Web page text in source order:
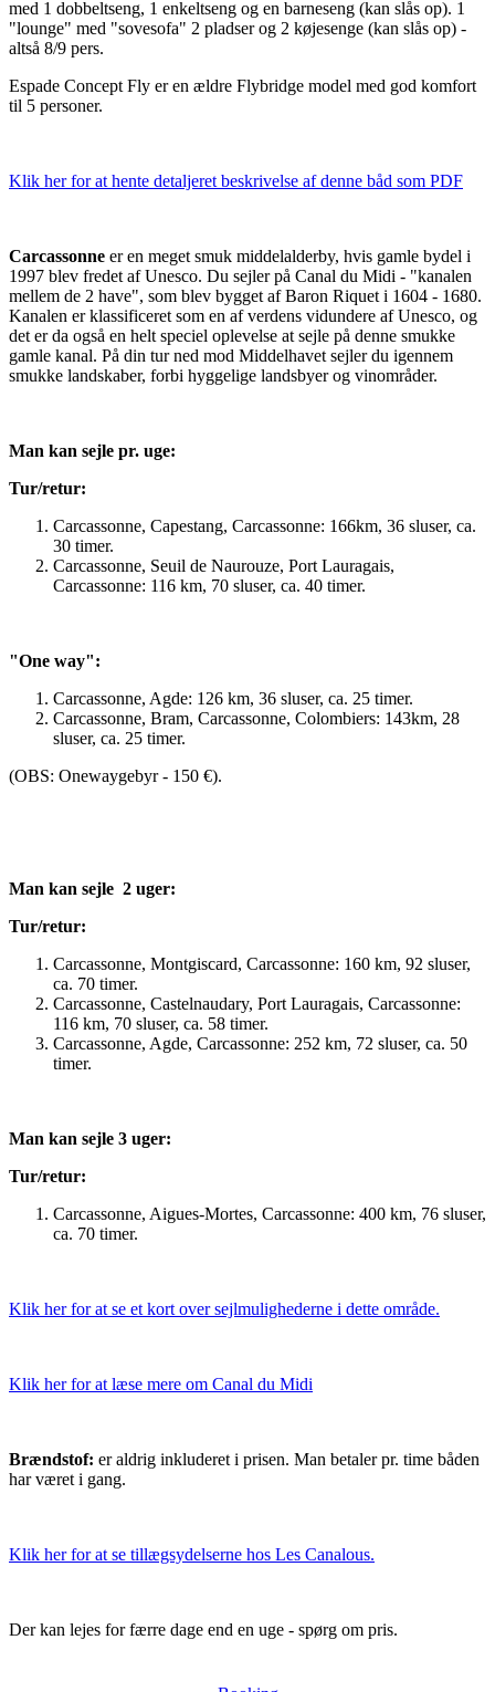
med 1 dobbeltseng, 1 enkeltseng og en barneseng (kan slås op). 1
"lounge" med "sovesofa" 2 pladser og 2 køjesenge (kan slås op) -
altså 8/9 pers.
Espade Concept Fly er en ældre Flybridge model med god komfort
til 5 personer.
Klik her for at hente detaljeret beskrivelse af denne båd som PDF
Carcassonne er en meget smuk middelalderby, hvis gamle bydel i
1997 blev fredet af Unesco. Du sejler på Canal du Midi - "kanalen
mellem de 2 have", som blev bygget af Baron Riquet i 1604 - 1680.
Kanalen er klassificeret som en af verdens vidundere af Unesco, og
det er da også en helt speciel oplevelse at sejle på denne smukke
gamle kanal. På din tur ned mod Middelhavet sejler du igennem
smukke landskaber, forbi hyggelige landsbyer og vinområder.
Man kan sejle pr. uge:
Tur/retur:
Carcassonne, Capestang, Carcassonne: 166km, 36 sluser, ca.
30 timer.
Carcassonne, Seuil de Naurouze, Port Lauragais,
Carcassonne: 116 km, 70 sluser, ca. 40 timer.
"One way":
Carcassonne, Agde: 126 km, 36 sluser, ca. 25 timer.
Carcassonne, Bram, Carcassonne, Colombiers: 143km, 28
sluser, ca. 25 timer.
(OBS: Onewaygebyr - 150 €).
Man kan sejle 2 uger:
Tur/retur:
Carcassonne, Montgiscard, Carcassonne: 160 km, 92 sluser,
ca. 70 timer.
Carcassonne, Castelnaudary, Port Lauragais, Carcassonne:
116 km, 70 sluser, ca. 58 timer.
Carcassonne, Agde, Carcassonne: 252 km, 72 sluser, ca. 50
timer.
Man kan sejle 3 uger:
Tur/retur:
Carcassonne, Aigues-Mortes, Carcassonne: 400 km, 76 sluser,
ca. 70 timer.
Klik her for at se et kort over sejlmulighederne i dette område.
Klik her for at læse mere om Canal du Midi
Brændstof: er aldrig inkluderet i prisen. Man betaler pr. time båden
har været i gang.
Klik her for at se tillægsydelserne hos Les Canalous.
Der kan lejes for færre dage end en uge - spørg om pris.